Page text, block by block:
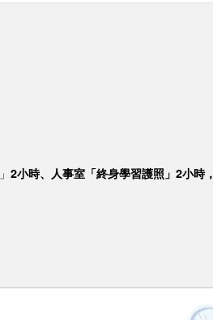
」 2小時、人事室「終身學習護照」2小時，